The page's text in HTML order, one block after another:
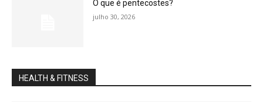
O que é pentecostes?
julho 30, 2026
HEALTH & FITNESS